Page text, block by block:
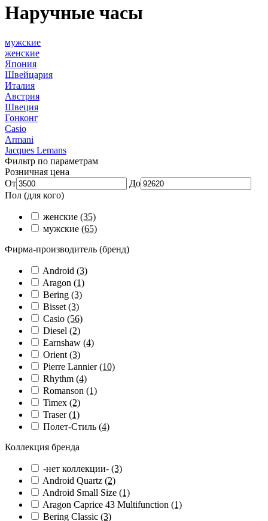
Наручные часы
мужские
женские
Япония
Швейцария
Италия
Австрия
Швеция
Гонконг
Casio
Armani
Jacques Lemans
Фильтр по параметрам
Розничная цена
От
До
Пол (для кого)
женские (35)
мужские (65)
Фирма-производитель (бренд)
Android (3)
Aragon (1)
Bering (3)
Bisset (3)
Casio (56)
Diesel (2)
Earnshaw (4)
Orient (3)
Pierre Lannier(10)
Rhythm (4)
Romanson (1)
Timex (2)
Traser(1)
Полет-Стиль (4)
Коллекция бренда
-нет коллекции- (3)
Android Quartz (2)
Android Small Size (1)
Aragon Caprice 43 Multifunction (1)
Bering Classic (3)